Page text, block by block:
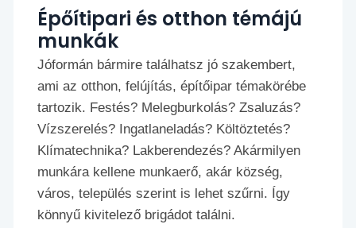
Épőítipari és otthon témájú
munkák
Jóformán bármire találhatsz jó szakembert,
ami az otthon, felújítás, építőipar témakörébe
tartozik. Festés? Melegburkolás? Zsaluzás?
Vízszerelés? Ingatlaneladás? Költöztetés?
Klímatechnika? Lakberendezés? Akármilyen
munkára kellene munkaerő, akár község,
város, település szerint is lehet szűrni. Így
könnyű kivitelező brigádot találni.